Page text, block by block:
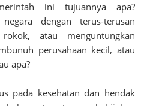
ini tujuannya apa?
dengan terus-terusan
atau menguntungkan
perusahaan kecil, atau
apa?
pada kesehatan dan hendak